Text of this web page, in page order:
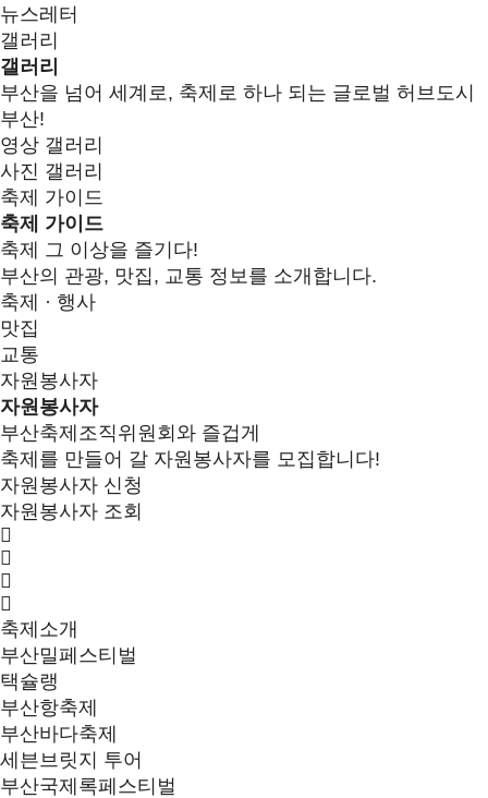
뉴스레터
갤러리
갤러리
부산을 넘어 세계로, 축제로 하나 되는 글로벌 허브도시
부산!
영상 갤러리
사진 갤러리
축제 가이드
축제 가이드
축제 그 이상을 즐기다!
부산의 관광, 맛집, 교통 정보를 소개합니다.
축제 · 행사
맛집
교통
자원봉사자
자원봉사자
부산축제조직위원회와 즐겁게
축제를 만들어 갈 자원봉사자를 모집합니다!
자원봉사자 신청
자원봉사자 조회
축제소개
부산밀페스티벌
택슐랭
부산항축제
부산바다축제
세븐브릿지 투어
부산국제록페스티벌